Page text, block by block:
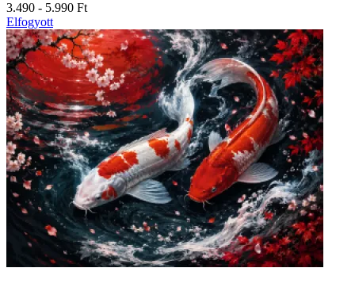
3.490 - 5.990 Ft
Elfogyott